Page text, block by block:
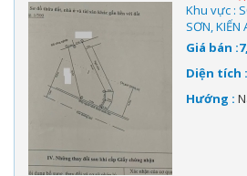
Khu vực :
SƠN, KIẾN
Giá bán
Diện tích :
Hướng :